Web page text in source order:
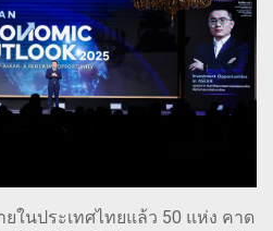
ในประเทศไทยแล้ว 50 แห่ง คาด